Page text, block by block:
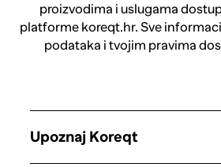
proizvodima i uslugama
platforme koreqt.hr. Sve
podataka i tvojim pravima
Upoznaj Koreqt